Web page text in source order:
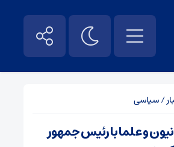
/سیاسی
و علما با رئیس جمهور